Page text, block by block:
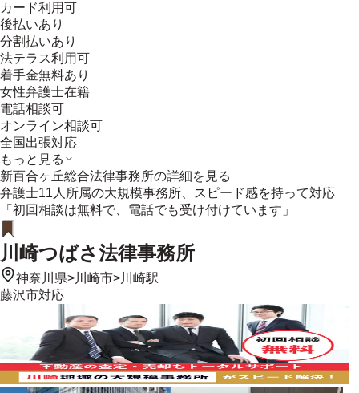
カード利用可
後払いあり
分割払いあり
法テラス利用可
着手金無料あり
女性弁護士在籍
電話相談可
オンライン相談可
全国出張対応
もっと見る
新百合ヶ丘総合法律事務所の詳細を見る
弁護士11人所属の大規模事務所、スピード感を持って対応
「初回相談は無料で、電話でも受け付けています」
川崎つばさ法律事務所
神奈川県>川崎市>川崎駅
藤沢市対応